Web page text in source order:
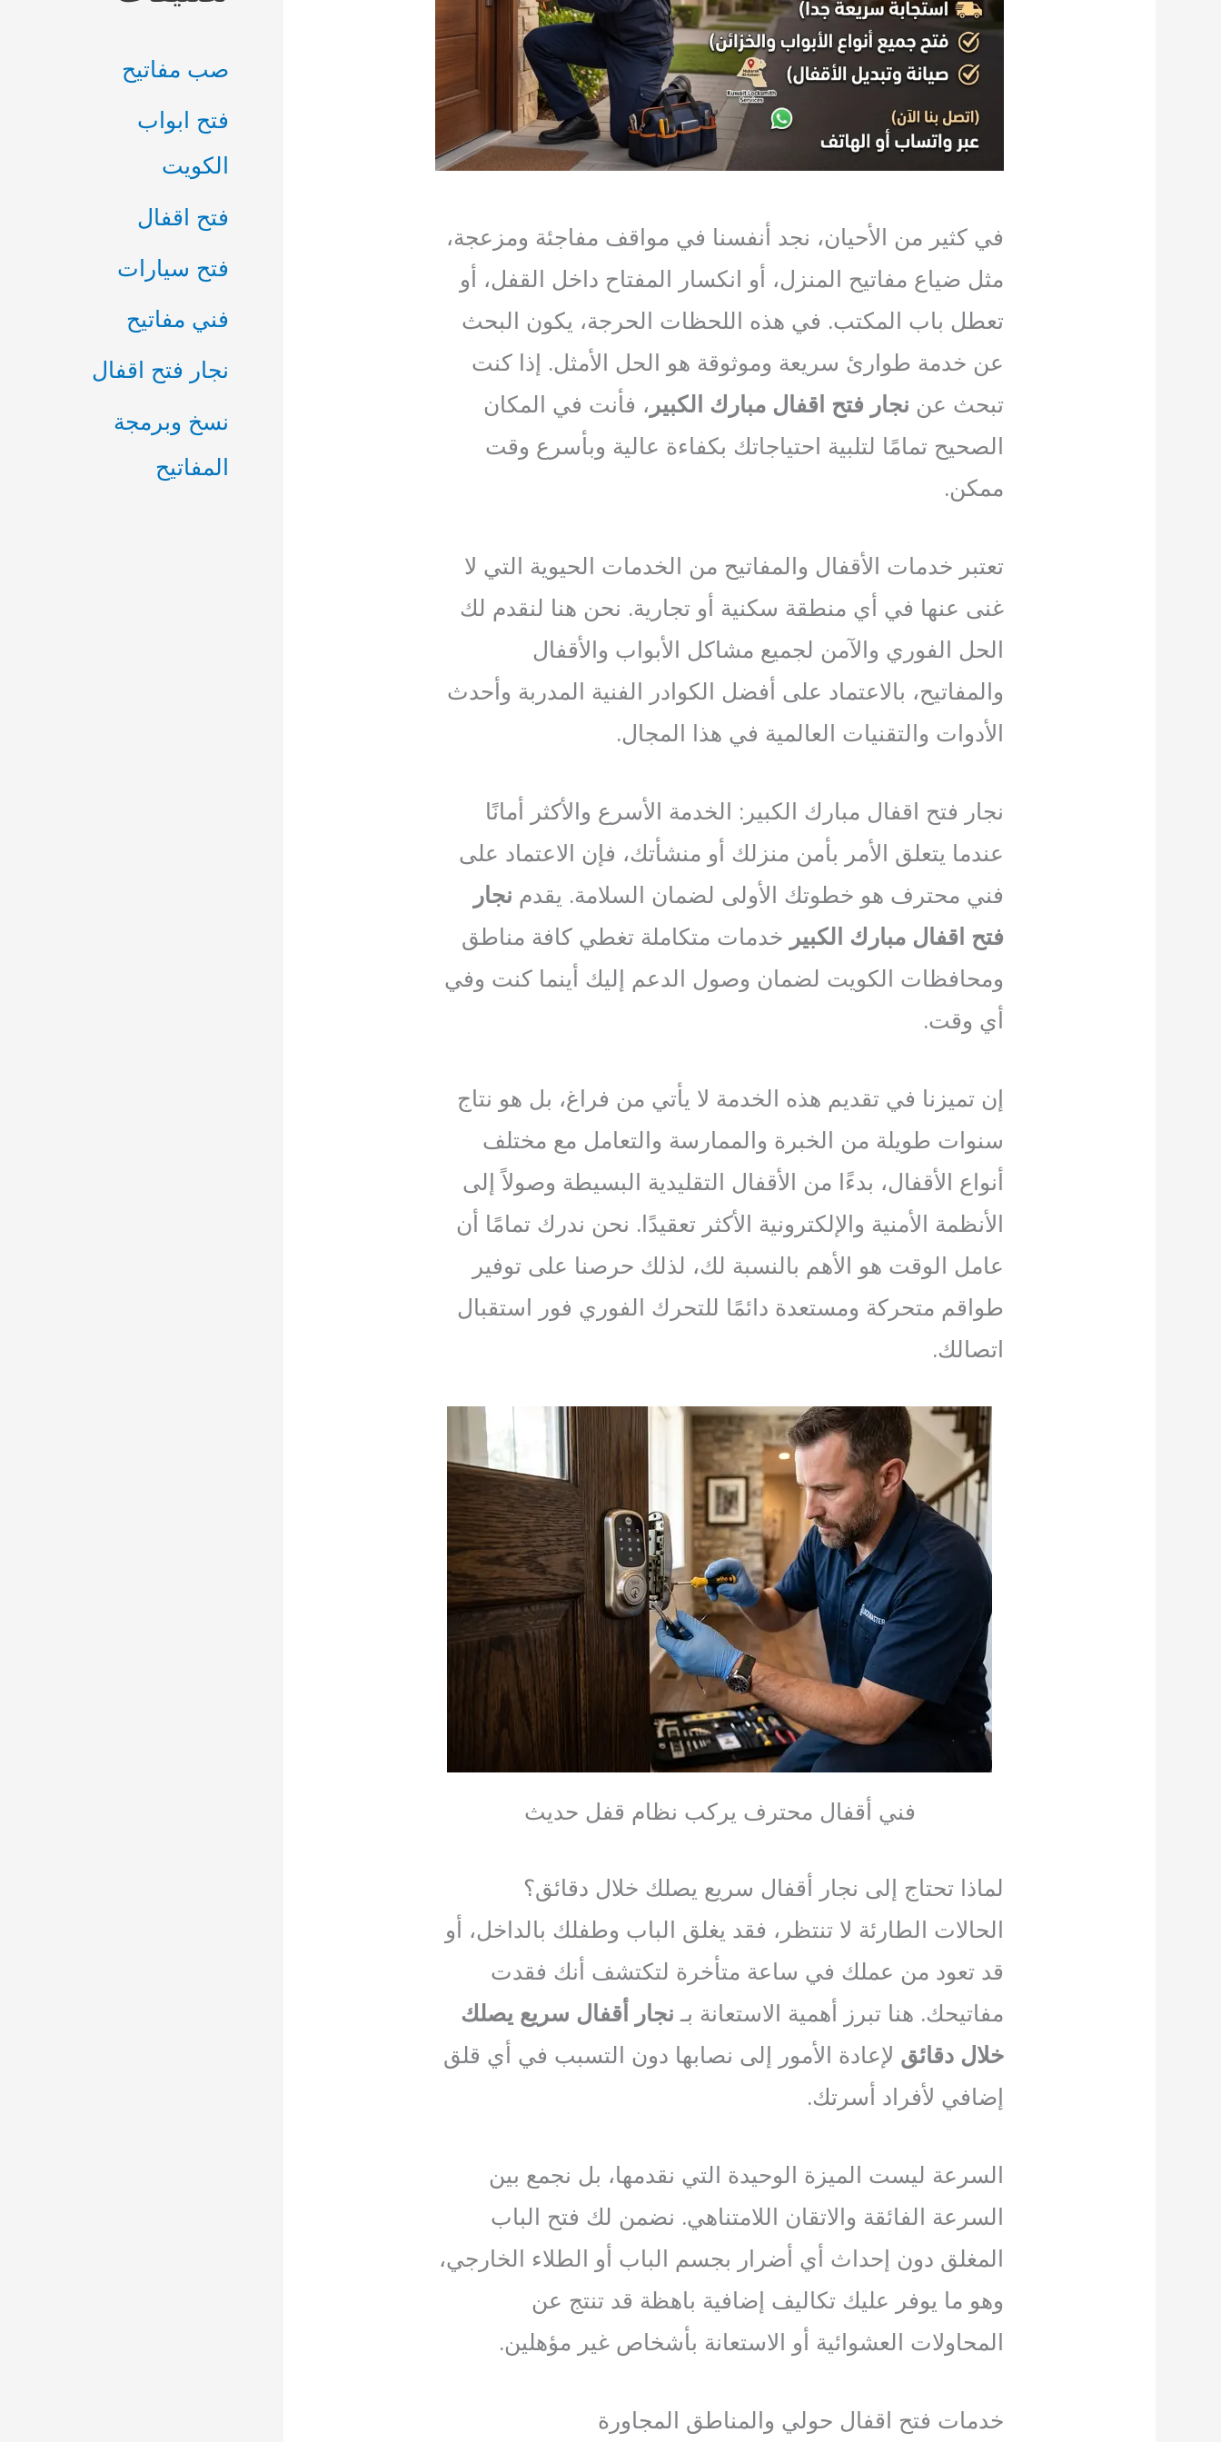
في كثير من الأحيان، نجد أنفسنا في مواقف مفاجئة ومزعجة،
مثل ضياع مفاتيح المنزل، أو انكسار المفتاح داخل القفل، أو
تعطل باب المكتب. في هذه اللحظات الحرجة، يكون البحث
عن خدمة طوارئ سريعة وموثوقة هو الحل الأمثل. إذا كنت
تبحث عن نجار فتح اقفال مبارك الكبير ، فأنت في المكان
الصحيح تمامًا لتلبية احتياجاتك بكفاءة عالية وبأسرع وقت
ممكن.
تعتبر خدمات الأقفال والمفاتيح من الخدمات الحيوية التي لا
غنى عنها في أي منطقة سكنية أو تجارية. نحن هنا لنقدم لك
الحل الفوري والآمن لجميع مشاكل الأبواب والأقفال
والمفاتيح، بالاعتماد على أفضل الكوادر الفنية المدربة وأحدث
الأدوات والتقنيات العالمية في هذا المجال.
نجار فتح اقفال مبارك الكبير: الخدمة الأسرع والأكثر أمانًا
عندما يتعلق الأمر بأمن منزلك أو منشأتك، فإن الاعتماد على
فني محترف هو خطوتك الأولى لضمان السلامة. يقدم نجار
فتح اقفال مبارك الكبير خدمات متكاملة تغطي كافة مناطق
ومحافظات الكويت لضمان وصول الدعم إليك أينما كنت وفي
أي وقت.
إن تميزنا في تقديم هذه الخدمة لا يأتي من فراغ، بل هو نتاج
سنوات طويلة من الخبرة والممارسة والتعامل مع مختلف
أنواع الأقفال، بدءًا من الأقفال التقليدية البسيطة وصولاً إلى
الأنظمة الأمنية والإلكترونية الأكثر تعقيدًا. نحن ندرك تمامًا أن
عامل الوقت هو الأهم بالنسبة لك، لذلك حرصنا على توفير
طواقم متحركة ومستعدة دائمًا للتحرك الفوري فور استقبال
اتصالك.
فني أقفال محترف يركب نظام قفل حديث
لماذا تحتاج إلى نجار أقفال سريع يصلك خلال دقائق؟
الحالات الطارئة لا تنتظر، فقد يغلق الباب وطفلك بالداخل، أو
قد تعود من عملك في ساعة متأخرة لتكتشف أنك فقدت
مفاتيحك. هنا تبرز أهمية الاستعانة بـ نجار أقفال سريع يصلك
خلال دقائق لإعادة الأمور إلى نصابها دون التسبب في أي قلق
إضافي لأفراد أسرتك.
السرعة ليست الميزة الوحيدة التي نقدمها، بل نجمع بين
السرعة الفائقة والاتقان اللامتناهي. نضمن لك فتح الباب
المغلق دون إحداث أي أضرار بجسم الباب أو الطلاء الخارجي،
وهو ما يوفر عليك تكاليف إضافية باهظة قد تنتج عن
المحاولات العشوائية أو الاستعانة بأشخاص غير مؤهلين.
خدمات فتح اقفال حولي والمناطق المجاورة
صب مفاتيح
فتح ابواب
الكويت
فتح اقفال
فتح سيارات
فني مفاتيح
نجار فتح اقفال
نسخ وبرمجة
المفاتيح